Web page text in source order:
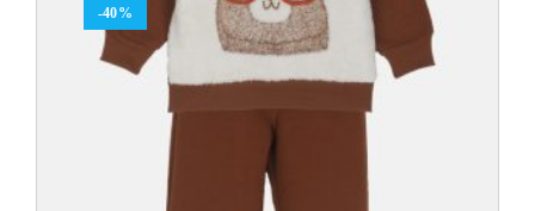
-40%